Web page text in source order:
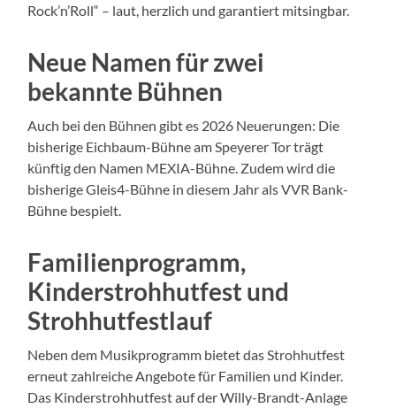
Rock’n’Roll“ – laut, herzlich und garantiert mitsingbar.
Neue Namen für zwei
bekannte Bühnen
Auch bei den Bühnen gibt es 2026 Neuerungen: Die
bisherige Eichbaum-Bühne am Speyerer Tor trägt
künftig den Namen MEXIA-Bühne. Zudem wird die
bisherige Gleis4-Bühne in diesem Jahr als VVR Bank-
Bühne bespielt.
Familienprogramm,
Kinderstrohhutfest und
Strohhutfestlauf
Neben dem Musikprogramm bietet das Strohhutfest
erneut zahlreiche Angebote für Familien und Kinder.
Das Kinderstrohhutfest auf der Willy-Brandt-Anlage